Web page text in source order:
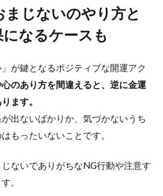
まじないのやり方と
なるケースも
が鍵となるポジティブな開運アク
のあり方を間違えると、逆に金運
ます。
出ないばかりか、気づかないうち
もったいないことです。
ないでありがちなNG行動や注意す
。